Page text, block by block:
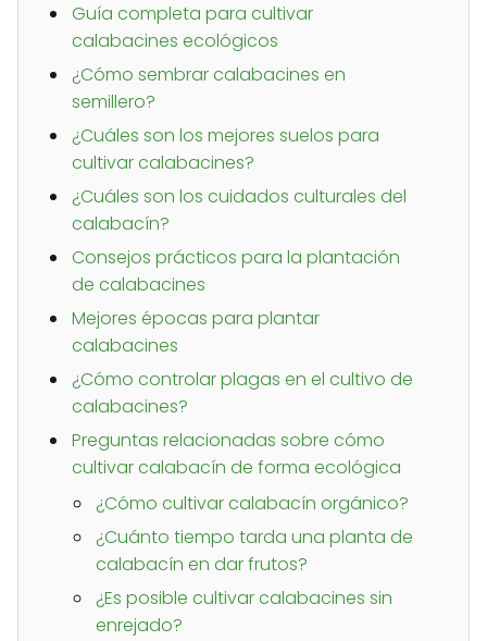
Guía completa para cultivar
calabacines ecológicos
¿Cómo sembrar calabacines en
semillero?
¿Cuáles son los mejores suelos para
cultivar calabacines?
¿Cuáles son los cuidados culturales del
calabacín?
Consejos prácticos para la plantación
de calabacines
Mejores épocas para plantar
calabacines
¿Cómo controlar plagas en el cultivo de
calabacines?
Preguntas relacionadas sobre cómo
cultivar calabacín de forma ecológica
¿Cómo cultivar calabacín orgánico?
¿Cuánto tiempo tarda una planta de
calabacín en dar frutos?
¿Es posible cultivar calabacines sin
enrejado?